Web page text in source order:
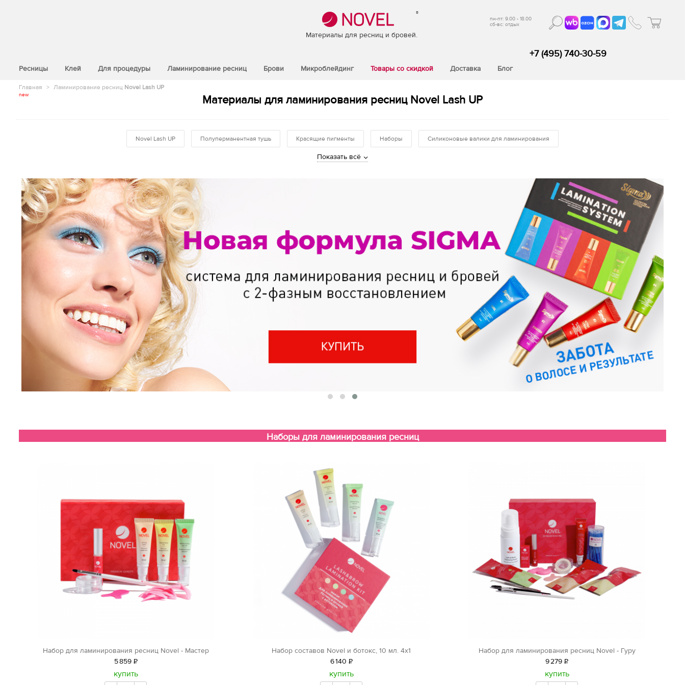
®
Материалы для ресниц и бровей.
пн-пт: 9.00 - 18.00
сб-вс: отдых
Ресницы Клей Для процедуры Ламинирование ресниц Брови Микроблейдинг Товары со скидкой Доставка Блог
+7 (495) 740-30-59
Главная > Ламинирование ресниц Novel Lash UP
new Материалы для ламинирования ресниц Novel Lash UP
Novel Lash UP Полуперманентная тушь Красящие пигменты Наборы Силиконовые валики для ламинирования
Показать всё
Наборы для ламинирования ресниц
Набор для ламинирования ресниц Novel - Мастер
5859 Р
уб.
купить
Набор составов Novel и ботокс, 10 мл. 4х1
6140 Р
уб.
купить
Набор для ламинирования ресниц Novel - Гуру
9279 Р
уб.
купить